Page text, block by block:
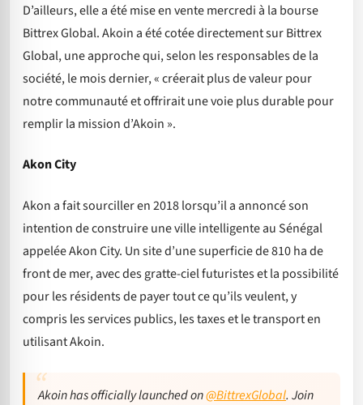
D’ailleurs, elle a été mise en vente mercredi à la bourse
Bittrex Global. Akoin a été cotée directement sur Bittrex
Global, une approche qui, selon les responsables de la
société, le mois dernier, « créerait plus de valeur pour
notre communauté et offrirait une voie plus durable pour
remplir la mission d’Akoin ».
Akon City
Akon a fait sourciller en 2018 lorsqu’il a annoncé son
intention de construire une ville intelligente au Sénégal
appelée Akon City. Un site d’une superficie de 810 ha de
front de mer, avec des gratte-ciel futuristes et la possibilité
pour les résidents de payer tout ce qu’ils veulent, y
compris les services publics, les taxes et le transport en
utilisant Akoin.
Akoin has officially launched on@BittrexGlobal. Join